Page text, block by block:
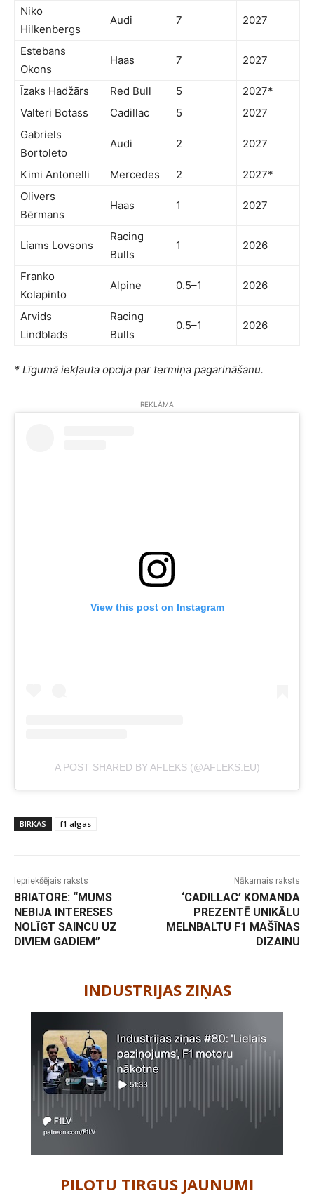
Niko
Hilkenbergs
Audi 7 2027
Estebans
Okons
Haas 7 2027
Īzaks Hadžārs Red Bull 5
2027*
Valteri Botass
Cadillac 5
2027
Gabriels
Bortoleto
Audi 2 2027
Kimi Antonelli Mercedes 2
2027*
Olivers
Bērmans
Haas 1 2027
Liams Lovsons
Racing
Bulls
1 2026
Franko
Kolapinto
Alpine 0.5–1 2026
Arvids
Lindblads
Racing
Bulls
0.5–1 2026
* Līgumā iekļauta opcija par termiņa pagarināšanu.
REKLĀMA
View this post on Instagram
A POST SHARED BY AFLEKS (@AFLEKS.EU)
BIRKAS f1 algas
Iepriekšējais raksts
BRIATORE: “MUMS
NEBIJA INTERESES
NOLĪGT SAINCU UZ
DIVIEM GADIEM”
Nākamais raksts
‘CADILLAC’ KOMANDA
PREZENTĒ UNIKĀLU
MELNBALTU F1 MAŠĪNAS
DIZAINU
INDUSTRIJAS ZIŅAS
PILOTU TIRGUS JAUNUMI